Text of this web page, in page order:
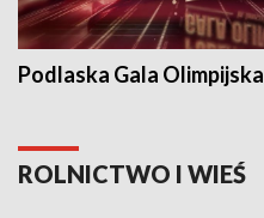
Podlaska Gala Olimpijska
ROLNICTWO I WIEŚ